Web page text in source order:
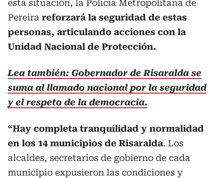
esta situación, la Policía Metropolitana de
Pereira reforzará la seguridad de estas
personas, articulando acciones con la
Unidad Nacional de Protección.
Lea también: Gobernador de Risaralda se
suma al llamado nacional por la seguridad
y el respeto de la democracia.
“Hay completa tranquilidad y normalidad
en los 14 municipios de Risaralda. Los
alcaldes, secretarios de gobierno de cada
municipio expusieron las condiciones y